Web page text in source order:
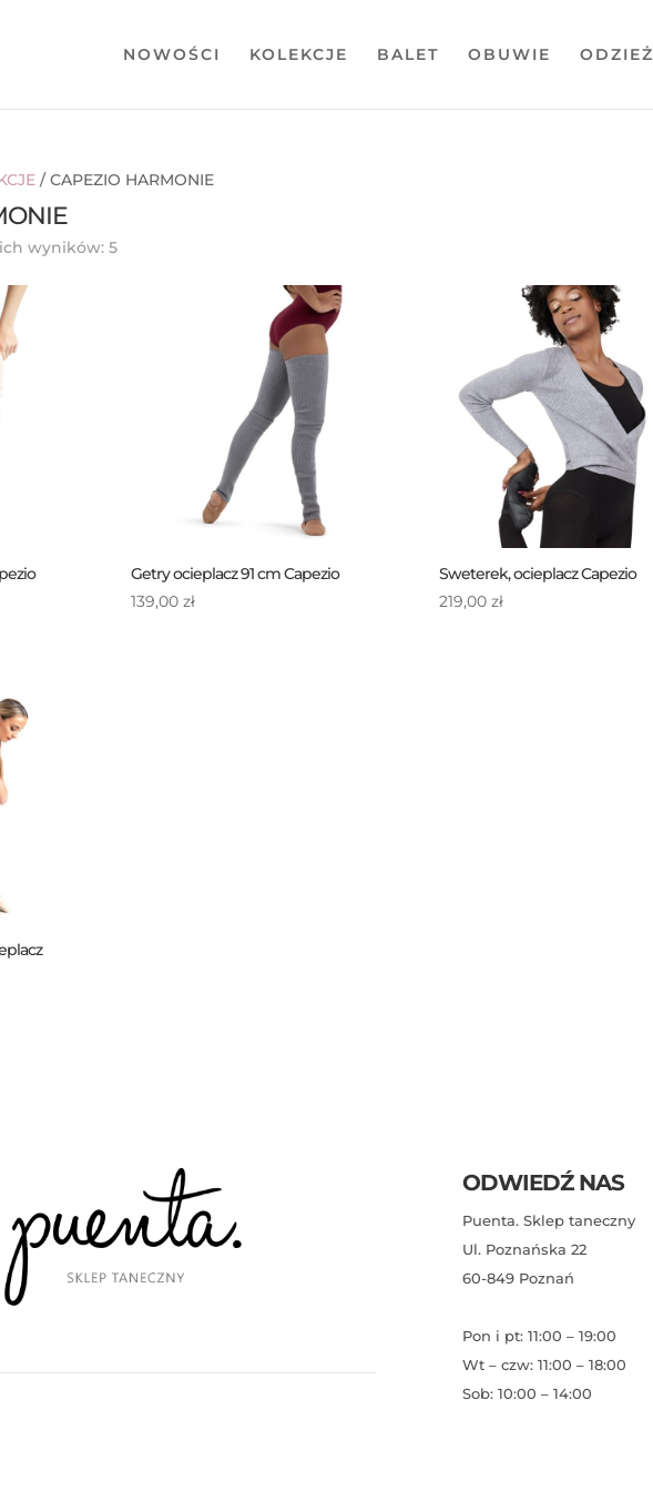
NOWOŚCI KOLEKCJE BALET OBUWIE ODZIEŻ
/ CAPEZIO HARMONIE
wyników: 5Posortowane
Getry ocieplacz 91 cm Capezio
139,00zł
Sweterek, ocieplacz Capezio
219,00zł
ODWIEDŹ NAS
Puenta. Sklep taneczny
Ul. Poznańska 22
60-849 Poznań
Pon i pt: 11:00 – 19:00
Wt – czw: 11:00 – 18:00
Sob: 10:00 – 14:00